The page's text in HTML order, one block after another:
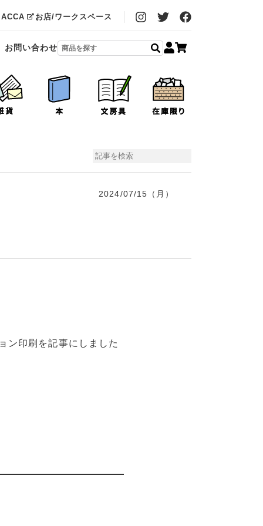
お店/ワークスペース
お問い合わせ
2024/07/15（月）
ン印刷を記事にしました